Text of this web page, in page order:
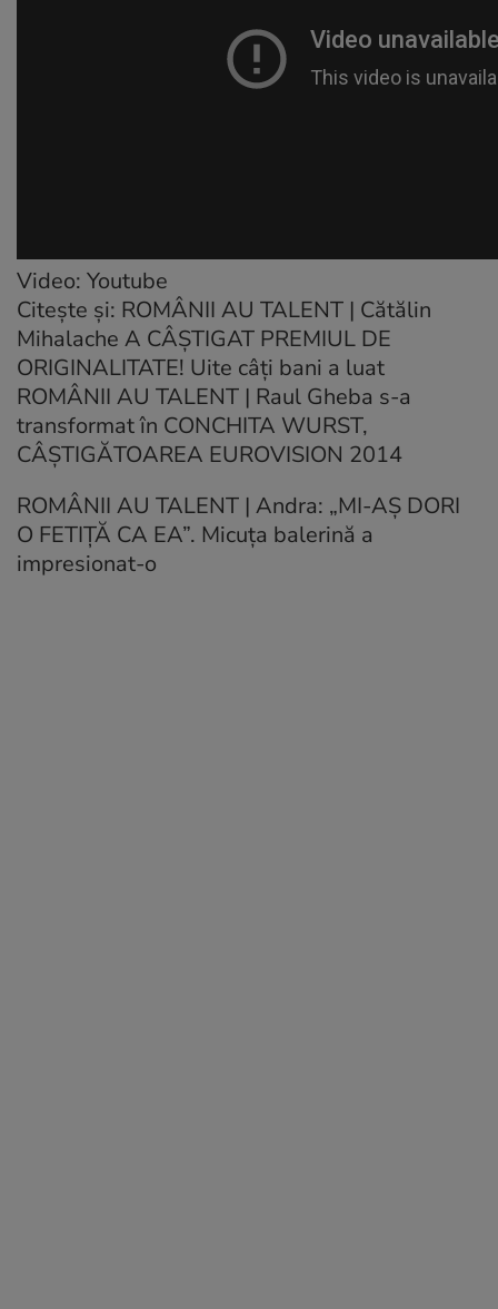
Video: Youtube
Citeşte şi: ROMÂNII AU TALENT | Cătălin
Mihalache A CÂŞTIGAT PREMIUL DE
ORIGINALITATE! Uite câţi bani a luat
ROMÂNII AU TALENT | Raul Gheba s-a
transformat în CONCHITA WURST,
CÂŞTIGĂTOAREA EUROVISION 2014
ROMÂNII AU TALENT | Andra: „MI-AŞ DORI
O FETIŢĂ CA EA”. Micuţa balerină a
impresionat-o